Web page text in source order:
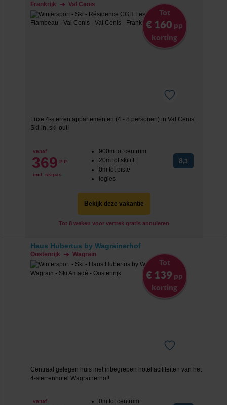
Frankrijk Val Cenis
Tot
€ 160 pp
korting
Luxe 4-sterren appartementen (4 - 8 personen) in Val Cenis.
Ski-in, ski-out!
vanaf
369 p.p.
incl. skipas
900m tot centrum
20m tot skilift
0m tot piste
logies
8,3
Bekijk deze vakantie
Tot 8 weken voor vertrek gratis annuleren
Haus Hubertus by Wagrainerhof
Oostenrijk Wagrain
Tot
€ 139 pp
korting
Centraal gelegen huis met inbegrepen hotelfaciliteiten van het
4-sterrenhotel Wagrainerhof!
vanaf
0m tot centrum